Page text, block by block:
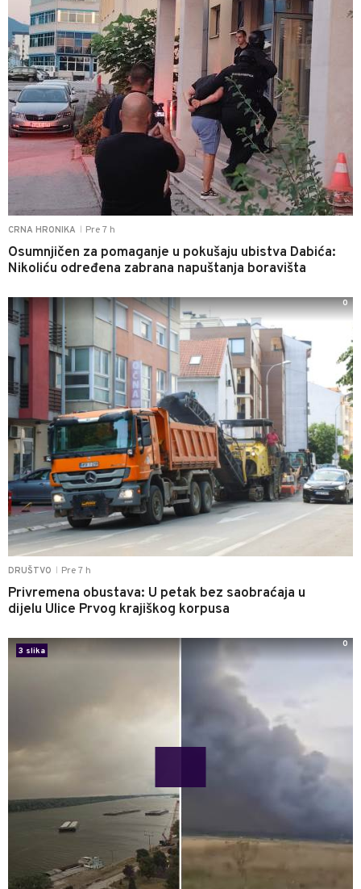
CRNA HRONIKA Pre 7 h
Osumnjičen za pomaganje u pokušaju ubistva Dabića:
Nikoliću određena zabrana napuštanja boravišta
DRUŠTVO Pre 7 h
Privremena obustava: U petak bez saobraćaja u
dijelu Ulice Prvog krajiškog korpusa
0
3 slika
0